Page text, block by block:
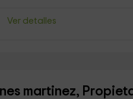
Ver detalles
martinez,